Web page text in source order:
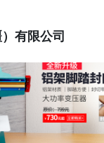
有限公司